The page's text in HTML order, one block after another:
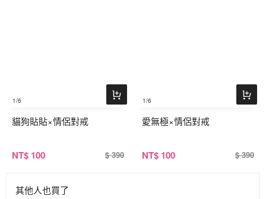
1/6
貓狗貼貼×情侶對戒
NT$ 100 $ 390
1/6
愛無極×情侶對戒
NT$ 100 $ 390
其他人也買了